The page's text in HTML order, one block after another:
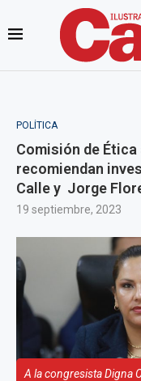
POLÍTICA
Comisión de
recomiendan
Calle y Jorge
19 septiembre, 2023
A la congresista Digna